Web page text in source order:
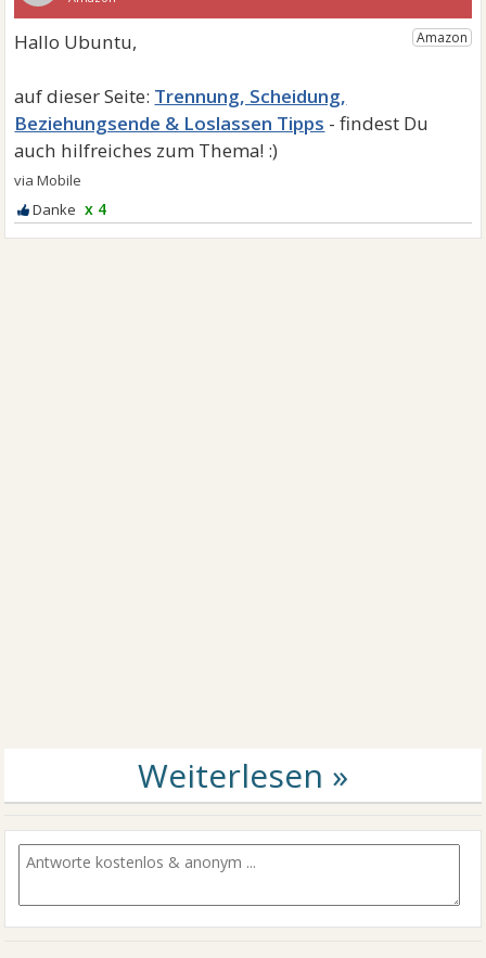
Trennung, Scheidung,
Beziehungsende & Loslassen Tipps
x 4